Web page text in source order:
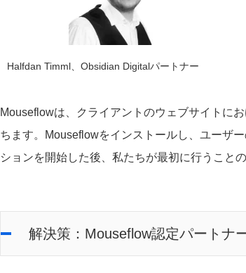
Halfdan Timml、Obsidian Digitalパートナー
Mouseflowは、クライアントのウェブサイトに
ちます。Mouseflowをインストールし、ユーザ
ションを開始した後、私たちが最初に行うことの
解決策：Mouseflow認定パートナ